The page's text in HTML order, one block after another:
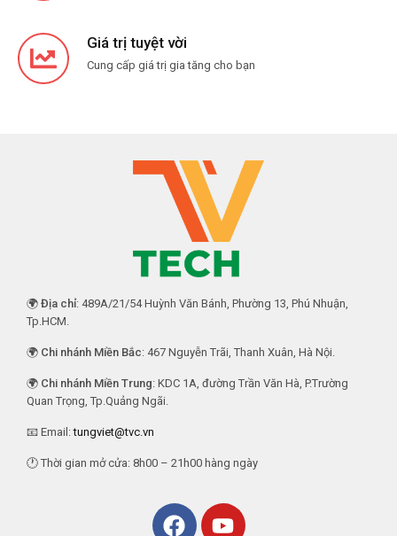
Giá trị tuyệt vời
Cung cấp giá trị gia tăng cho bạn
🌍 Địa chỉ: 489A/21/54 Huỳnh Văn Bánh, Phường 13, Phú Nhuận,
Tp.HCM.
🌍 Chi nhánh Miền Bắc: 467 Nguyễn Trãi, Thanh Xuân, Hà Nội.
🌍 Chi nhánh Miền Trung: KDC 1A, đường Trần Văn Hà, P.Trường
Quan Trọng, Tp.Quảng Ngãi.
📧 Email:tungviet@tvc.vn
🕐 Thời gian mở cửa: 8h00 – 21h00 hàng ngày